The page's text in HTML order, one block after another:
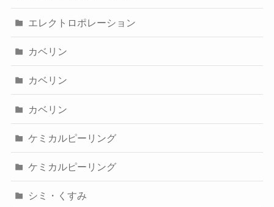
エレクトロポレーション
カベリン
カベリン
カベリン
ケミカルピーリング
ケミカルピーリング
シミ・くすみ